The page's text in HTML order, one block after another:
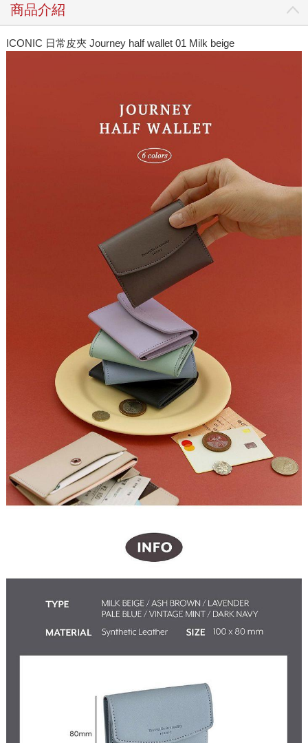
商品介紹
ICONIC 日常皮夾 Journey half wallet 01 Milk beige